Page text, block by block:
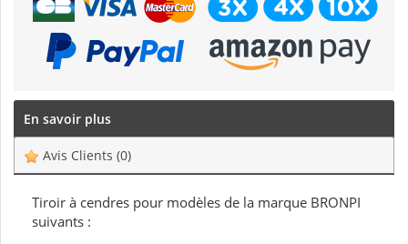
En savoir plus
Avis Clients (0)
Tiroir à cendres pour modèles de la marque BRONPI
suivants :